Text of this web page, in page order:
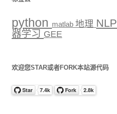
python matlab 地理 NLP
器学习 GEE
欢迎您STAR或者FORK本站源代码